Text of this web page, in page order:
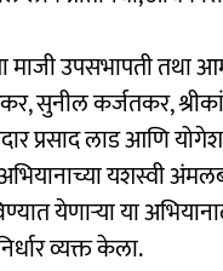
माजी उपसभापती तथा
सुनील कर्जतकर,
प्रसाद लाड आणि
यशस्वी
येणाऱ्या या
व्यक्त केला.